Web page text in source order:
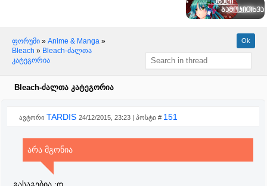
ფორუმი » Anime & Manga »
Bleach » Bleach-ძალთა
კატეგორია
Bleach-ძალთა კატეგორია
ავტორი TARDIS 24/12/2015, 23:23 | პოსტი # 151
არა მგონია